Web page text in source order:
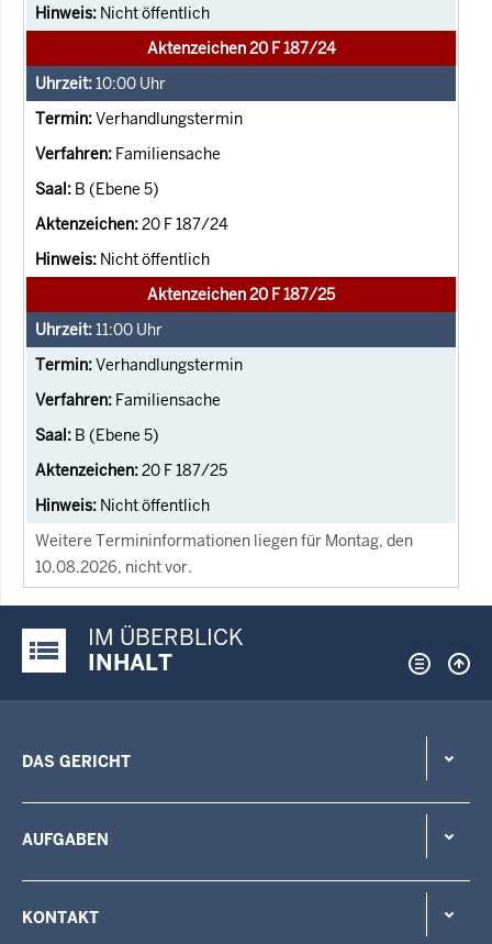
Nicht öffentlich
Aktenzeichen 20 F 187/24
10:00 Uhr
Verhandlungstermin
Familiensache
B (Ebene 5)
20 F 187/24
Nicht öffentlich
Aktenzeichen 20 F 187/25
11:00 Uhr
Verhandlungstermin
Familiensache
B (Ebene 5)
20 F 187/25
Nicht öffentlich
Weitere Termininformationen liegen für Montag, den
10.08.2026, nicht vor.
Justiz-Portal im Überblick:
IM ÜBERBLICK
INHALT
DAS GERICHT
AUFGABEN
KONTAKT